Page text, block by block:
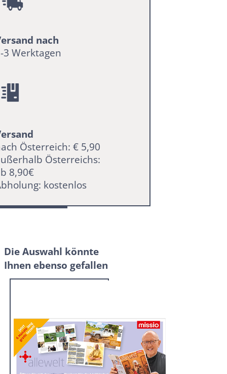
nach
3 Werktagen
Österreich: € 5,90
Österreichs:
8,90€
kostenlos
Die Auswahl könnte
Ihnen ebenso gefallen